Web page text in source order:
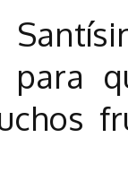
para